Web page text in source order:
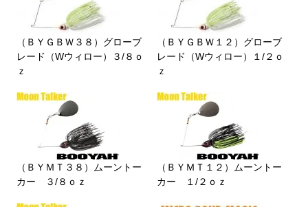
（ＢＹＧＢＷ３８）グローブ
レード（Wウィロー）３/８ｏ
ｚ
（ＢＹＧＢＷ１２）グローブ
レード（Wウィロー）１/２ｏ
ｚ
（ＢＹＭＴ３８）ムーントー
カー ３/８ｏｚ
（ＢＹＭＴ１２）ムーントー
カー １/２ｏｚ